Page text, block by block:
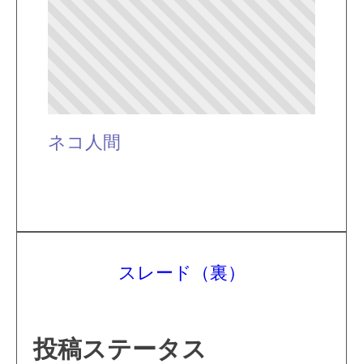
ネコ人間
スレード（裏）
投稿ステータス